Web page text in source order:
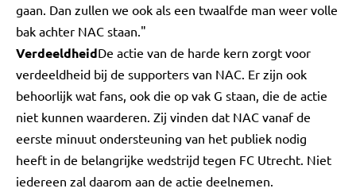
gaan. Dan zullen we ook als een twaalfde man weer volle
bak achter NAC staan."
VerdeeldheidDe actie van de harde kern zorgt voor
verdeeldheid bij de supporters van NAC. Er zijn ook
behoorlijk wat fans, ook die op vak G staan, die de actie
niet kunnen waarderen. Zij vinden dat NAC vanaf de
eerste minuut ondersteuning van het publiek nodig
heeft in de belangrijke wedstrijd tegen FC Utrecht. Niet
iedereen zal daarom aan de actie deelnemen.